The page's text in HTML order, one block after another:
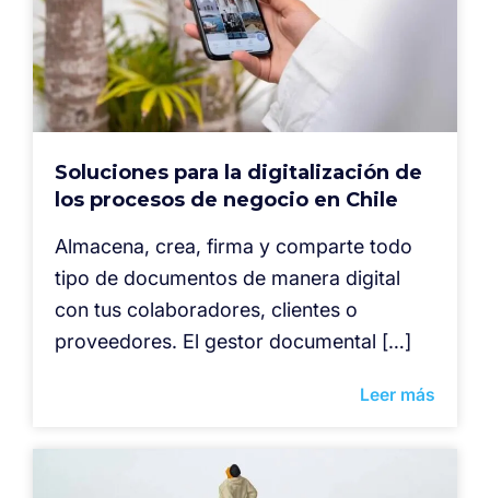
Soluciones para la digitalización de
los procesos de negocio en Chile
Almacena, crea, firma y comparte todo
tipo de documentos de manera digital
con tus colaboradores, clientes o
proveedores. El gestor documental […]
Leer más